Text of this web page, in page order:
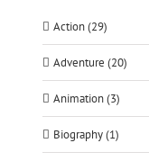
Action (29)
Adventure (20)
Animation (3)
Biography (1)